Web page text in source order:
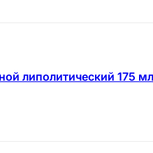
липолитический 175 мл